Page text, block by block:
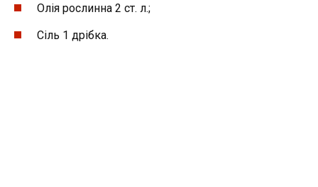
Олія рослинна 2 ст. л.;
Сіль 1 дрібка.